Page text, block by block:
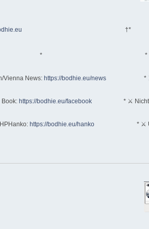
†*
* *
Vienna News: https://bodhie.eu/news *
https://bodhie.eu/facebook * ⚔
https://bodhie.eu/hanko * ⚔